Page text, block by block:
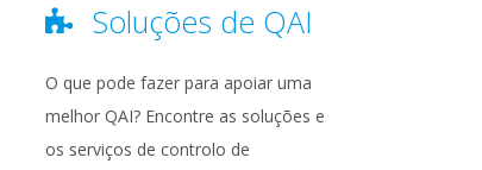
Soluções de QAI
O que pode fazer para apoiar uma
melhor QAI? Encontre as soluções e
os serviços de controlo de